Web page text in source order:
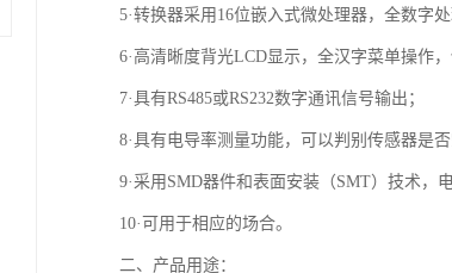
5·转换器采用16位嵌入式微处理器，全数字
6·高清晰度背光LCD显示，全汉字菜单操作
7·具有RS485或RS232数字通讯信号输出；
8·具有电导率测量功能，可以判别传感器是
9·采用SMD器件和表面安装（SMT）技术，
10·可用于相应的场合。
二、产品用途：